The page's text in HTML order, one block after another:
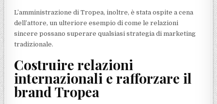
L’amministrazione di Tropea, inoltre, è stata ospite a cena
dell’attore, un ulteriore esempio di come le relazioni
sincere possano superare qualsiasi strategia di marketing
tradizionale.
Costruire relazioni
internazionali e rafforzare il
brand Tropea